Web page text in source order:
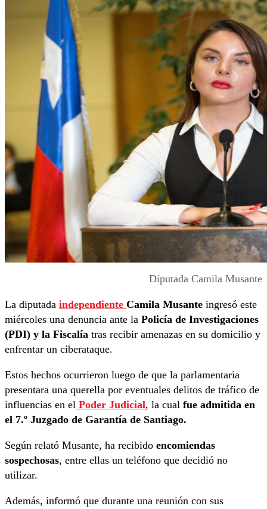
Diputada Camila Musante
La diputada independiente Camila Musante ingresó este
miércoles una denuncia ante la Policía de Investigaciones
(PDI) y la Fiscalía tras recibir amenazas en su domicilio y
enfrentar un ciberataque.
Estos hechos ocurrieron luego de que la parlamentaria
presentara una querella por eventuales delitos de tráfico de
influencias en el Poder Judicial, la cual fue admitida en
el 7.º Juzgado de Garantía de Santiago.
Según relató Musante, ha recibido encomiendas
sospechosas, entre ellas un teléfono que decidió no
utilizar.
Además, informó que durante una reunión con sus